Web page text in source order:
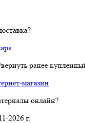
ранее
магазин
онлайн?
2026 г.